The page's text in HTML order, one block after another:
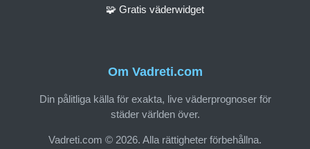
Om Vadreti.com
Din pålitliga källa för exakta, live väderprognoser för
städer världen över.
Vadreti.com © 2026. Alla rättigheter förbehållna.
🧩 Gratis väderwidget